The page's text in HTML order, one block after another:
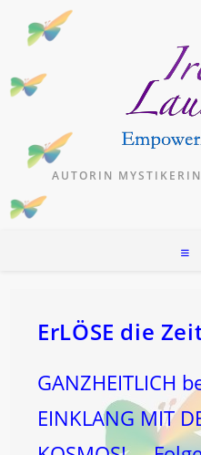
Inhalt
AUTORIN
ErLÖSE die
GANZHEITLICH
EINKLANG MIT